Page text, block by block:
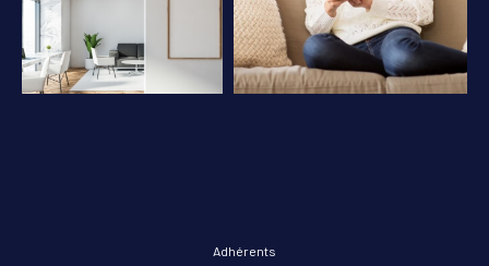
Adhérents
COUPS DE COEUR EXCLUSIVITÉS